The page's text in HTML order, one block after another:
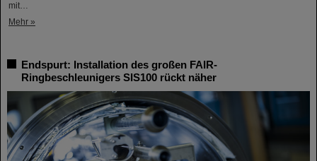
mit…
Mehr »
Endspurt: Installation des großen FAIR-
Ringbeschleunigers SIS100 rückt näher